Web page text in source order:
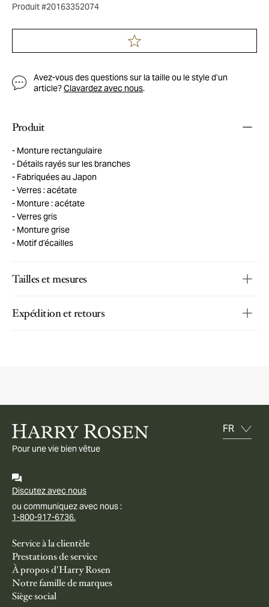
Produit #20163352074
Avez-vous des questions sur la taille ou le style d’un
article?Clavardez avec nous.
Produit
Monture rectangulaire
Détails rayés sur les branches
Fabriquées au Japon
Verres : acétate
Monture : acétate
Verres gris
Monture grise
Motif d’écailles
Tailles et mesures
Expédition et retours
Pour une vie bien vêtue
Discutez avec nous
ou communiquez avec nous :
1-800-917-6736.
Service à la clientèle
Prestations de service
À propos d'Harry Rosen
Notre famille de marques
Siège social